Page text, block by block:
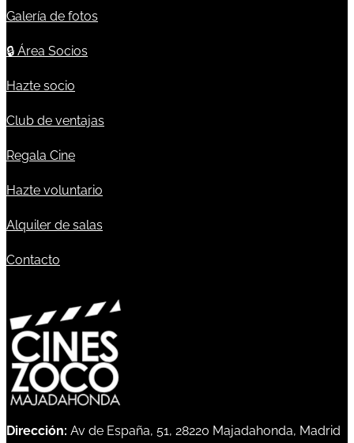
Galería de fotos
🔒 Área Socios
Hazte socio
Club de ventajas
Regala Cine
Hazte voluntario
Alquiler de salas
Contacto
Dirección: Av de España, 51, 28220 Majadahonda, Madrid